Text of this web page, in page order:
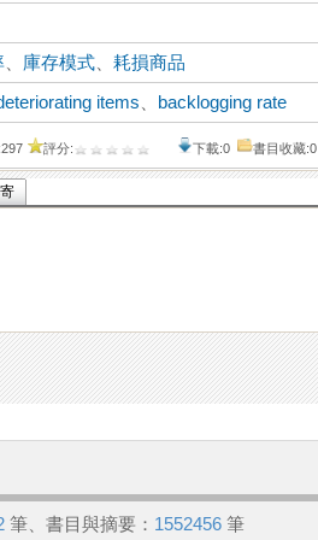
庫存模式 、耗損商品
items
backlogging rate
評分: 下載:0 書目收藏:0
筆、書目與摘要： 1552456 筆